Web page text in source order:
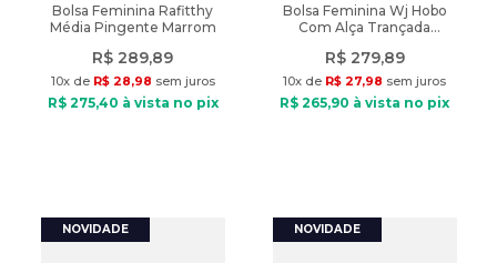
Bolsa Feminina Rafitthy
Média Pingente Marrom
R$ 289,89
10x de R$ 28,98 sem juros
R$ 275,40 à vista no pix
Bolsa Feminina Wj Hobo
Com Alça Trançada
R$ 279,89
10x de R$ 27,98 sem juros
R$ 265,90 à vista no pix